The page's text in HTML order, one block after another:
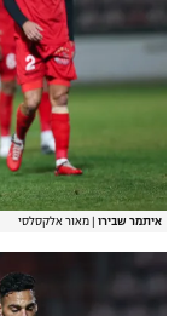
איתמר שבירו מאור אלקסלסי